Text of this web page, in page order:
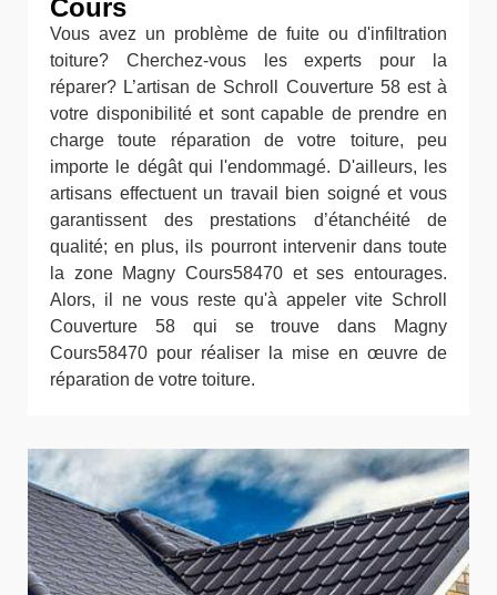
Cours
Vous avez un problème de fuite ou d'infiltration
toiture? Cherchez-vous les experts pour la
réparer? L’artisan de Schroll Couverture 58 est à
votre disponibilité et sont capable de prendre en
charge toute réparation de votre toiture, peu
importe le dégât qui l'endommagé. D'ailleurs, les
artisans effectuent un travail bien soigné et vous
garantissent des prestations d’étanchéité de
qualité; en plus, ils pourront intervenir dans toute
la zone Magny Cours58470 et ses entourages.
Alors, il ne vous reste qu'à appeler vite Schroll
Couverture 58 qui se trouve dans Magny
Cours58470 pour réaliser la mise en œuvre de
réparation de votre toiture.